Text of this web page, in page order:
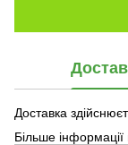
Доставка
Більше інформації